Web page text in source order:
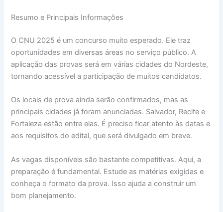
Resumo e Principais Informações
O CNU 2025 é um concurso muito esperado. Ele traz
oportunidades em diversas áreas no serviço público. A
aplicação das provas será em várias cidades do Nordeste,
tornando acessível a participação de muitos candidatos.
Os locais de prova ainda serão confirmados, mas as
principais cidades já foram anunciadas. Salvador, Recife e
Fortaleza estão entre elas. É preciso ficar atento às datas e
aos requisitos do edital, que será divulgado em breve.
As vagas disponíveis são bastante competitivas. Aqui, a
preparação é fundamental. Estude as matérias exigidas e
conheça o formato da prova. Isso ajuda a construir um
bom planejamento.